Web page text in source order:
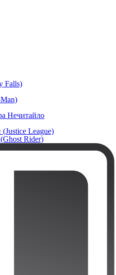
Falls)
Нечитайло
League)
Rider)